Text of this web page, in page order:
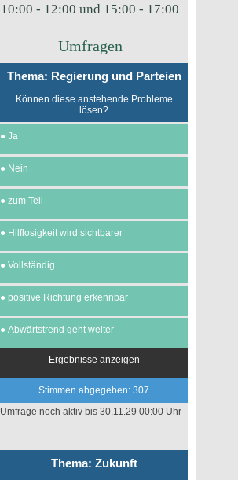
10:00 - 12:00 und 15:00 - 17:00
Umfragen
Thema: Regierung und Parteien
Können diese anstehende Probleme
lösen?
● Ja
● Nein
● zum Teil
● Hilflosigkeit wird sichtbarer
● Vollständig
● positive Richtung erkennbar
● Abwärtstrend geht weiter
Ergebnisse anzeigen
Stimmen abgegeben: 307
Umfrage noch aktiv bis 30.11.29 00:00 Uhr
Thema: Zukunft